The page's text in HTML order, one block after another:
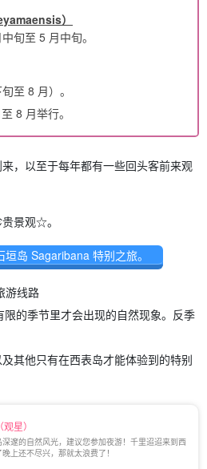
）
旬至 5 月中旬。
至 8 月）。
8 月举行。
，以至于每年都有一些回头客前来观
景观☆。
垣岛 Sagaribana 特别之旅。
游线路
的季节里才会出现的自然现象。反季
及其他只有在西表岛才能体验到的特别
星）
邃的自然风光，建议您参加夜游！千里迢迢来到西
上还不尽兴，那就太浪费了！